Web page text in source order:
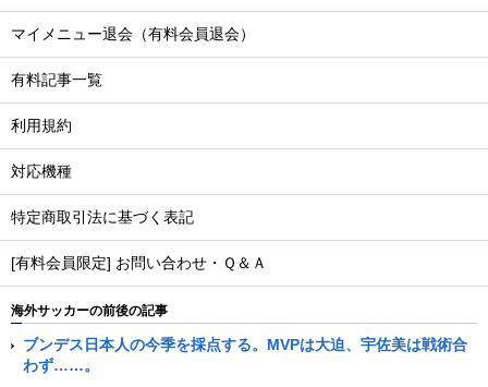
マイメニュー退会（有料会員退会）
有料記事一覧
利用規約
対応機種
特定商取引法に基づく表記
[有料会員限定] お問い合わせ・Ｑ＆Ａ
海外サッカーの前後の記事
ブンデス日本人の今季を採点する。MVPは大迫、宇佐美は戦術合
わず……。